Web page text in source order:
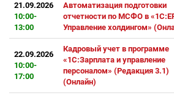
21.09.2026
10:00-
13:00
Автоматизация подготовки
отчетности по МСФО в
Управление холдингом»
22.09.2026
10:00-
17:00
Кадровый учет в программе
«1С:Зарплата и управление
персоналом» (Редакция 3.1)
(Онлайн)